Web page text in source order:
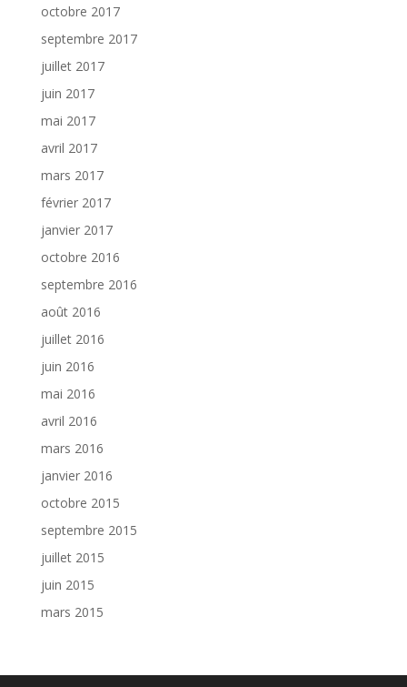
octobre 2017
septembre 2017
juillet 2017
juin 2017
mai 2017
avril 2017
mars 2017
février 2017
janvier 2017
octobre 2016
septembre 2016
août 2016
juillet 2016
juin 2016
mai 2016
avril 2016
mars 2016
janvier 2016
octobre 2015
septembre 2015
juillet 2015
juin 2015
mars 2015